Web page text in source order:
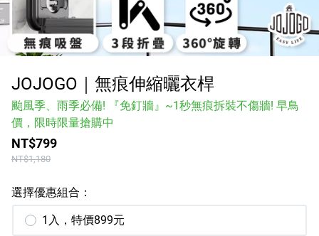
食品館
涼感床包
品牌
服務/政策
Line
JOJOGO｜無痕伸縮曬衣桿
颱風季、雨季必備! 『免釘牆』~1秒無痕拆裝不傷牆! 早鳥
價，限時限量搶購中
NT$799
NT$1,180
選擇優惠組合：
1入，特價899元